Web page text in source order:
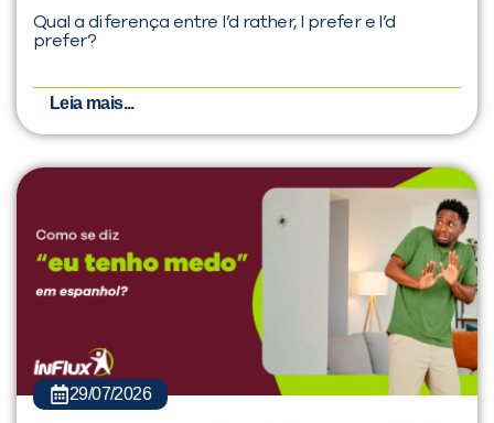
Qual a diferença entre I’d rather, I prefer e I’d
prefer?
Leia mais...
29/07/2026